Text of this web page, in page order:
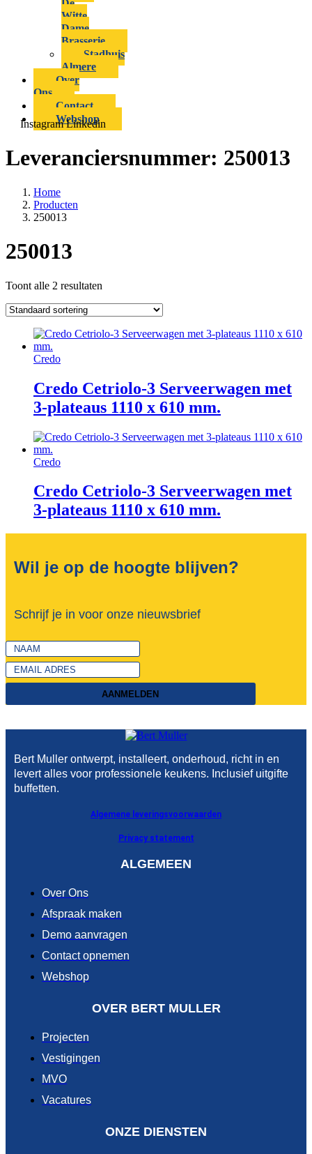
De
Witte
Dame
Brasserie
Stadhuis
Almere
Over
Ons
Contact
Webshop
Instagram Linkedin
Leveranciersnummer: 250013
Home
Producten
250013
250013
Toont alle 2 resultaten
Credo
Credo Cetriolo-3 Serveerwagen met
3-plateaus 1110 x 610 mm.
Credo
Credo Cetriolo-3 Serveerwagen met
3-plateaus 1110 x 610 mm.
Wil je op de hoogte blijven?
Schrijf je in voor onze nieuwsbrief
AANMELDEN
Bert Muller ontwerpt, installeert, onderhoud, richt in en
levert alles voor professionele keukens. Inclusief uitgifte
buffetten.
Algemene leveringsvoorwaarden
Privacy statement
ALGEMEEN
Over Ons
Afspraak maken
Demo aanvragen
Contact opnemen
Webshop
OVER BERT MULLER
Projecten
Vestigingen
MVO
Vacatures
ONZE DIENSTEN